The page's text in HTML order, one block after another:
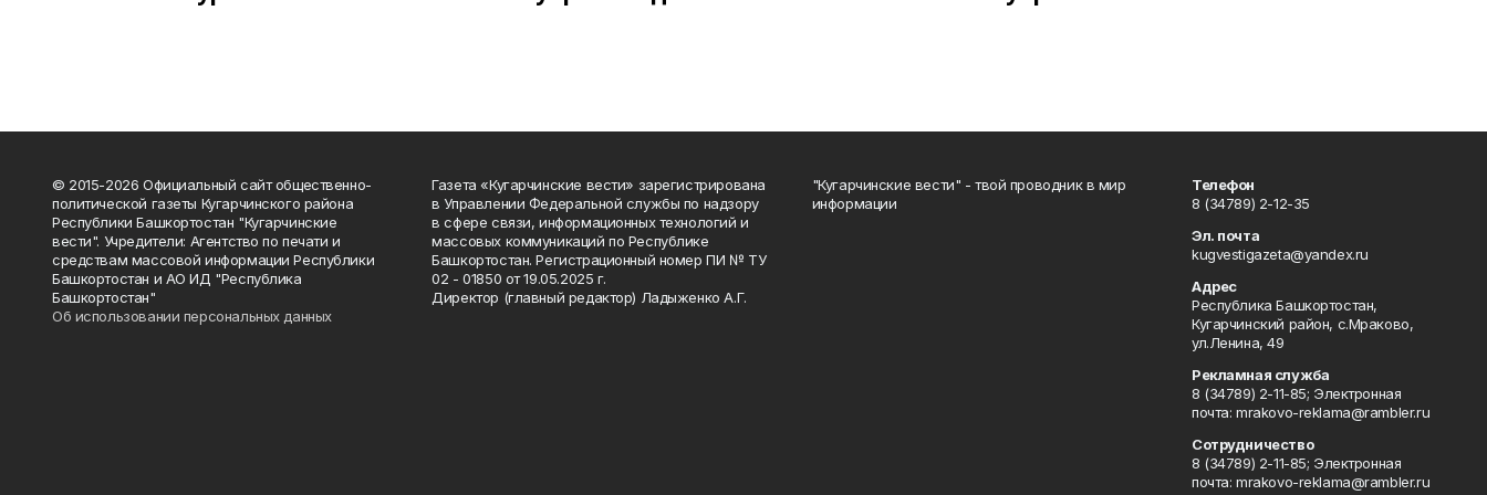
© 2015-2026 Официальный сайт общественно-
политической газеты Кугарчинского района
Республики Башкортостан "Кугарчинские
вести". Учредители: Агентство по печати и
средствам массовой информации Республики
Башкортостан и АО ИД "Республика
Башкортостан"
Об использовании персональных данных
Газета «Кугарчинские вести» зарегистрирована
в Управлении Федеральной службы по надзору
в сфере связи, информационных технологий и
массовых коммуникаций по Республике
Башкортостан. Регистрационный номер ПИ № ТУ
02 - 01850 от 19.05.2025 г.
Директор (главный редактор) Ладыженко А.Г.
"Кугарчинские вести" - твой проводник в мир
информации
Телефон
8 (34789) 2-12-35
Эл. почта
kugvestigazeta@yandex.ru
Адрес
Республика Башкортостан,
Кугарчинский район, с.Мраково,
ул.Ленина, 49
Рекламная служба
8 (34789) 2-11-85; Электронная
почта: mrakovo-reklama@rambler.ru
Сотрудничество
8 (34789) 2-11-85; Электронная
почта: mrakovo-reklama@rambler.ru